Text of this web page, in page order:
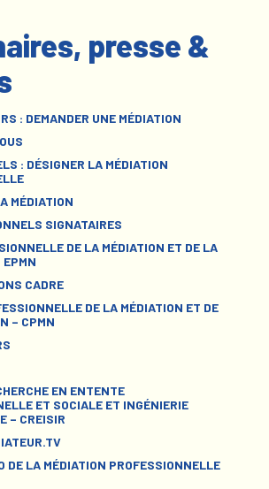
presse &
: DEMANDER UNE MÉDIATION
: DÉSIGNER LA MÉDIATION
MÉDIATION
SIGNATAIRES
DE LA MÉDIATION ET DE LA
EPMN
CADRE
DE LA MÉDIATION ET DE
– CPMN
EN ENTENTE
ET SOCIALE ET INGÉNIERIE
– CREISIR
DE LA MÉDIATION PROFESSIONNELLE